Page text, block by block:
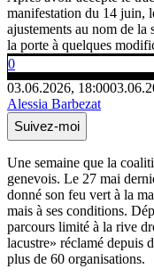
manifestation du 14 juin,
ajustements au nom de
la porte à quelques
0
03.06.2026, 18:00
Alessia Barbezat
Suivez-moi
Une semaine que la
genevois. Le 27 mai
donné son feu vert à la
mais à ses conditions.
parcours limité à la rive
lacustre» réclamé depuis
plus de 60 organisations.